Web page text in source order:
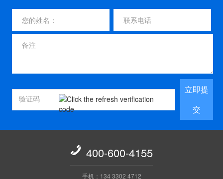
立即提
交
 400-600-4155
手机：134 3302 4712